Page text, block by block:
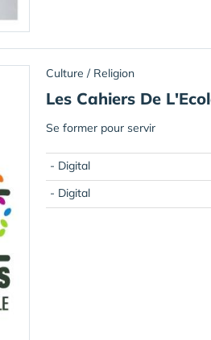
Culture / Religion
Les Cahiers De
Se former pour servir
- Digital
- Digital